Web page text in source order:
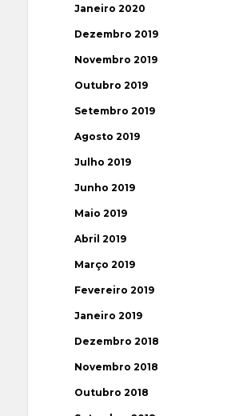
Janeiro 2020
Dezembro 2019
Novembro 2019
Outubro 2019
Setembro 2019
Agosto 2019
Julho 2019
Junho 2019
Maio 2019
Abril 2019
Março 2019
Fevereiro 2019
Janeiro 2019
Dezembro 2018
Novembro 2018
Outubro 2018